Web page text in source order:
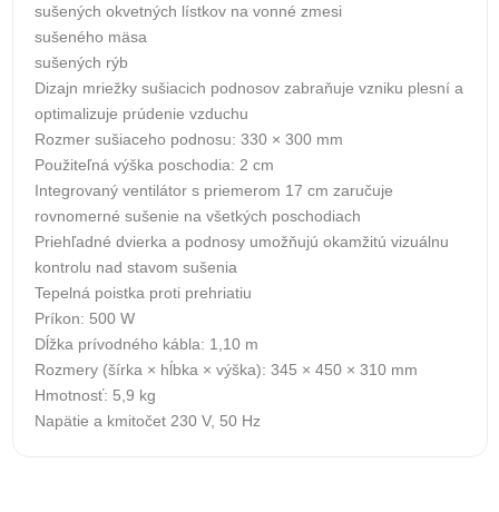
sušených okvetných lístkov na vonné zmesi
sušeného mäsa
sušených rýb
Dizajn mriežky sušiacich podnosov zabraňuje vzniku plesní a
optimalizuje prúdenie vzduchu
Rozmer sušiaceho podnosu: 330 × 300 mm
Použiteľná výška poschodia: 2 cm
Integrovaný ventilátor s priemerom 17 cm zaručuje
rovnomerné sušenie na všetkých poschodiach
Priehľadné dvierka a podnosy umožňujú okamžitú vizuálnu
kontrolu nad stavom sušenia
Tepelná poistka proti prehriatiu
Príkon: 500 W
Dĺžka prívodného kábla: 1,10 m
Rozmery (šírka × hĺbka × výška): 345 × 450 × 310 mm
Hmotnosť: 5,9 kg
Napätie a kmitočet 230 V, 50 Hz